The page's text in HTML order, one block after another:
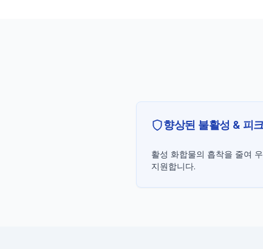
향상된 불활성 & 피
활성 화합물의 흡착을 줄여
지원합니다.